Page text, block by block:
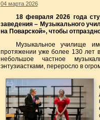
04 марта 2026
18 февраля 2026 года
заведения – Музыкального
на Поварской», чтобы
Музыкальное училище
протяжении уже более 130 лет
небольшое частное
энтузиастками, переросло в